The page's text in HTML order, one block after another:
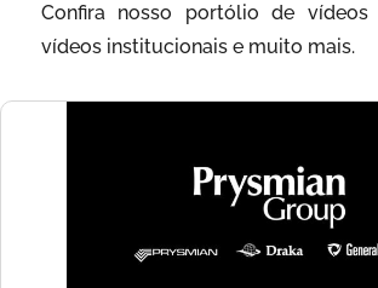
Confira nosso portólio de vídeos
vídeos institucionais e muito mais.